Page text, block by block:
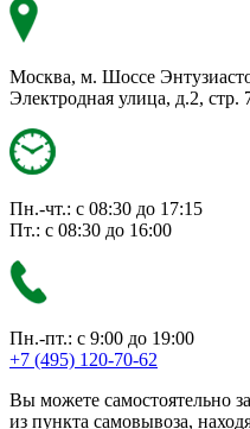
Москва, м. Шоссе
Электродная улица, д.2, стр.
Пн.-чт.: с 08:30 до 17:15
Пт.: с 08:30 до 16:00
Пн.-пт.: с 9:00 до 19:00
+7 (495) 120-70-62
Вы можете самостоятельно
из пункта самовывоза,